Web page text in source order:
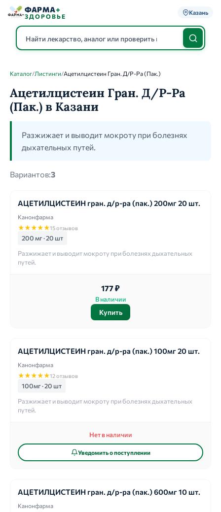
ФАРМА+
ЗДОРОВЬЕ
Казань
Каталог
Каталог/Листинги/Ацетилцистеин Гран. Д/Р-Ра (Пак.)
Ацетилцистеин Гран. Д/Р-Ра
(Пак.) в Казани
Разжижает и выводит мокроту при болезнях
дыхательных путей.
Вариантов:3
АЦЕТИЛЦИСТЕИН гран. д/р-ра (пак.) 200мг 20 шт.
Канонфарма
★★★★★15 отзывов
200 мг · 20 шт
Разжижает и выводит мокроту при болезнях дыхательных
путей.
177 ₽
В наличии
Купить
АЦЕТИЛЦИСТЕИН гран. д/р-ра (пак.) 100мг 20 шт.
Канонфарма
★★★★★12 отзывов
100мг · 20 шт
Разжижает и выводит мокроту при болезнях дыхательных
путей.
Нет в наличии
Уведомить о поступлении
АЦЕТИЛЦИСТЕИН гран. д/р-ра (пак.) 600мг 10 шт.
Канонфарма